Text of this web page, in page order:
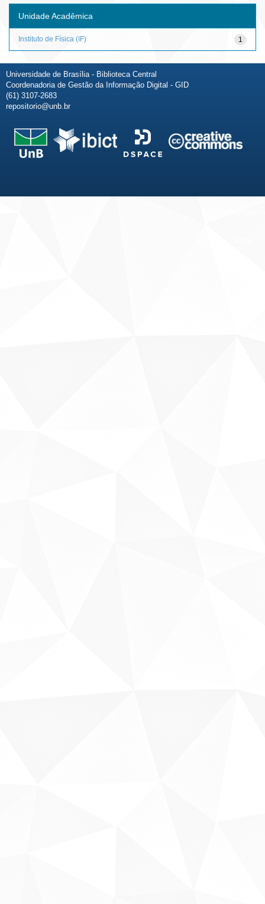
Unidade Acadêmica
1
Instituto de Física (IF)
Universidade de Brasília - Biblioteca Central
Coordenadoria de Gestão da Informação Digital - GID
(61) 3107-2683
repositorio@unb.br